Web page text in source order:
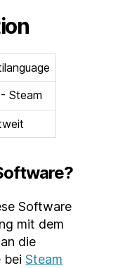
- Steam
Software
mit dem
die
beiSteam